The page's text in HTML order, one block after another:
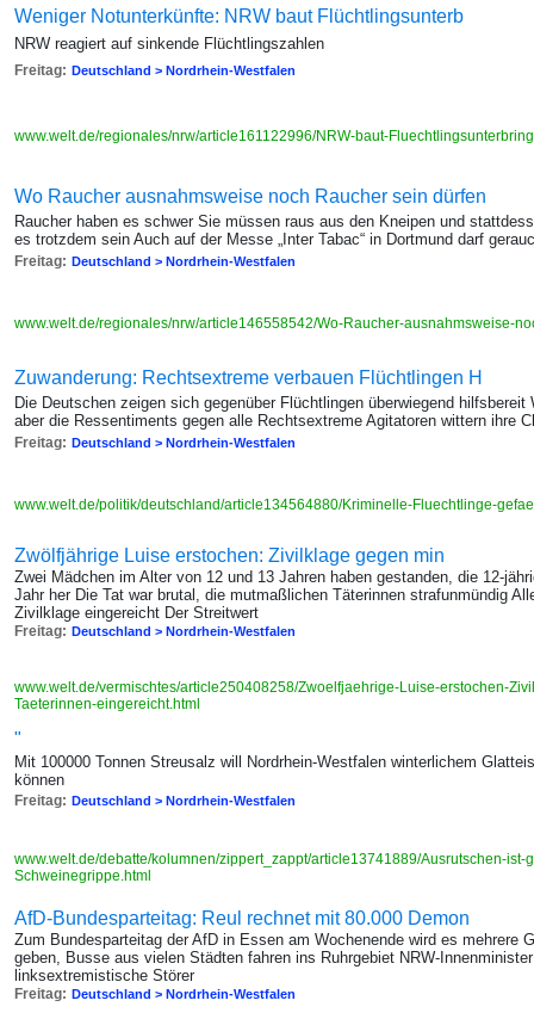
Weniger Notunterkünfte: NRW baut Flüchtlingsunterb
NRW reagiert auf sinkende Flüchtlingszahlen
Freitag: Deutschland > Nordrhein-Westfalen
www.welt.de/regionales/nrw/article161122996/NRW-baut-
Wo Raucher ausnahmsweise noch Raucher sein dürfen
Raucher haben es schwer Sie müssen raus aus den Kneipen und
es trotzdem sein Auch auf der Messe „Inter Tabac“ in Dortmund darf
Freitag: Deutschland > Nordrhein-Westfalen
www.welt.de/regionales/nrw/article146558542/Wo-Raucher-ausnahmsweise-
Zuwanderung: Rechtsextreme verbauen Flüchtlingen H
Die Deutschen zeigen sich gegenüber Flüchtlingen überwiegend
aber die Ressentiments gegen alle Rechtsextreme Agitatoren wittern ihre
Freitag: Deutschland > Nordrhein-Westfalen
www.welt.de/politik/deutschland/article134564880/Kriminelle-Fluechtlinge-
Zwölfjährige Luise erstochen: Zivilklage gegen min
Zwei Mädchen im Alter von 12 und 13 Jahren haben gestanden, die 12-
Jahr her Die Tat war brutal, die mutmaßlichen Täterinnen strafunmündig
Zivilklage eingereicht Der Streitwert
Freitag: Deutschland > Nordrhein-Westfalen
www.welt.de/vermischtes/article250408258/Zwoelfjaehrige-Luise-erstochen-
Taeterinnen-eingereicht.html
"
Mit 100000 Tonnen Streusalz will Nordrhein-Westfalen winterlichem
können
Freitag: Deutschland > Nordrhein-Westfalen
www.welt.de/debatte/kolumnen/zippert_zappt/article13741889/Ausrutschen-ist-
Schweinegrippe.html
AfD-Bundesparteitag: Reul rechnet mit 80.000 Demon
Zum Bundesparteitag der AfD in Essen am Wochenende wird es mehrere
geben, Busse aus vielen Städten fahren ins Ruhrgebiet NRW-
linksextremistische Störer
Freitag: Deutschland > Nordrhein-Westfalen